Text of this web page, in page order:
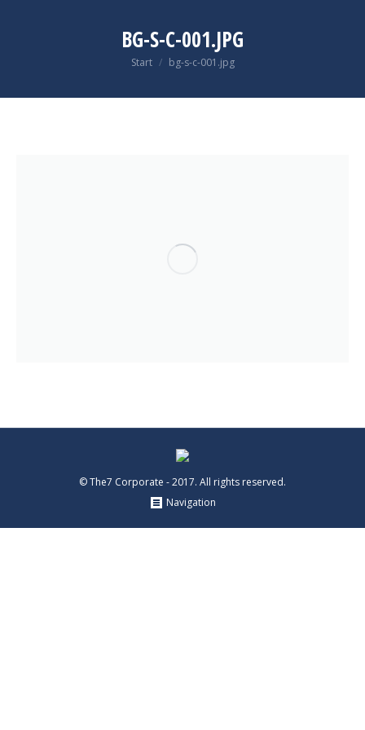
BG-S-C-001.JPG
Sie befinden sich hier:Start bg-s-c-001.jpg
© The7 Corporate - 2017. All rights reserved.
Navigation